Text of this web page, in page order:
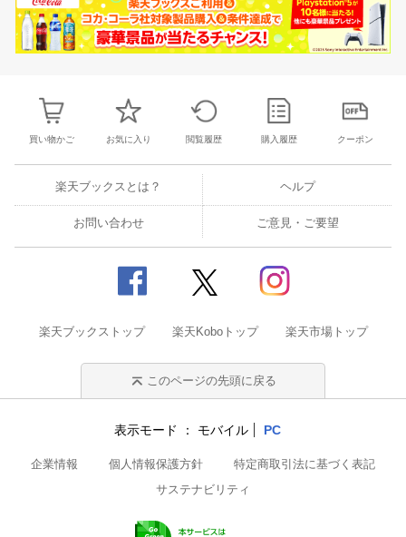
買い物かご お気に入り 閲覧履歴 購入履歴 クーポン
楽天ブックスとは？ ヘルプ
お問い合わせ ご意見・ご要望
楽天ブックストップ 楽天Koboトップ 楽天市場トップ
このページの先頭に戻る
表示モード モバイル PC
企業情報 個人情報保護方針
特定商取引法に基づく表記
サステナビリティ